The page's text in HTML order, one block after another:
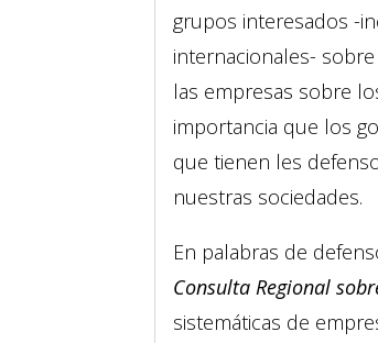
grupos interesados -
internacionales-
las empresas sobre
importancia que los
que tienen les
nuestras sociedades.
En palabras de
Consulta Regional
sistemáticas de